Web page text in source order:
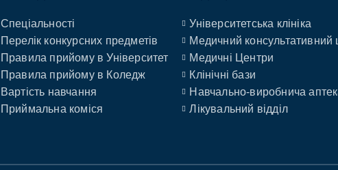
Спеціальності
Перелік конкурсних предметів
Правила прийому в Університет
Правила прийому в Коледж
Вартість навчання
Приймальна коміся
Університетська клініка
Медичний консультативний
Медичні Центри
Клінічні бази
Навчально-виробнича
Лікувальний відділ